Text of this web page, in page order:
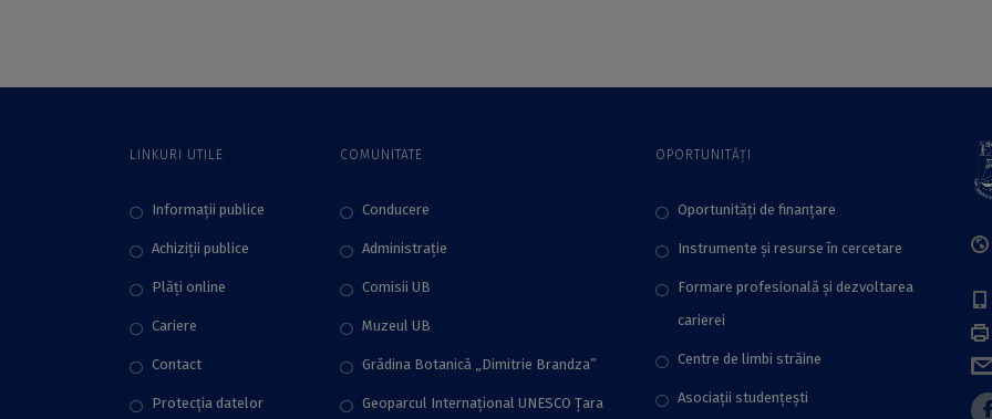
ICUB
din cadrul ICUB
Seminars
LINKURI UTILE
Informații publice
Achiziții publice
Plăţi online
Cariere
Contact
Protecţia datelor
COMUNITATE
Conducere
Administraţie
Comisii UB
Muzeul UB
Grădina Botanică „Dimitrie Brandza”
Geoparcul Internațional UNESCO Țara
OPORTUNITĂȚI
Oportunități de finanțare
Instrumente și resurse în cercetare
Formare profesională și dezvoltarea
carierei
Centre de limbi străine
Asociații studențești